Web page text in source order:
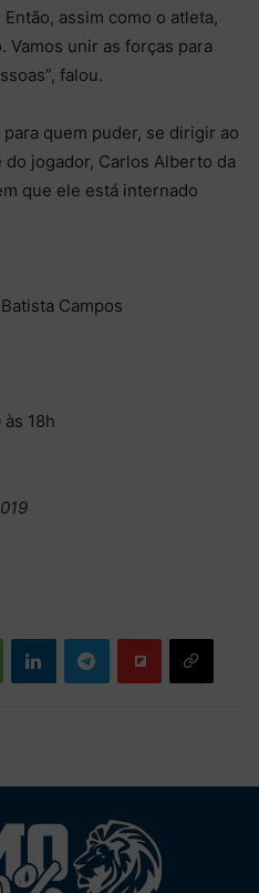
assim como o atleta,
Vamos unir as forças para
falou.
quem puder, se dirigir ao
jogador, Carlos Alberto da
que ele está internado
Campos
18h